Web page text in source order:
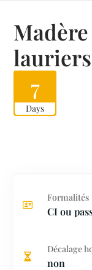
7
Days
Formalités
CI ou
Décalage
non